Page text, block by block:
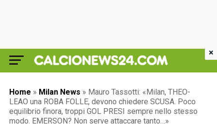
Home » Milan News » Mauro Tassotti: «Milan, THEO-
LEAO una ROBA FOLLE, devono chiedere SCUSA. Poco
equilibrio finora, troppi GOL PRESI sempre nello stesso
modo. EMERSON? Non serve attaccare tanto…»
×